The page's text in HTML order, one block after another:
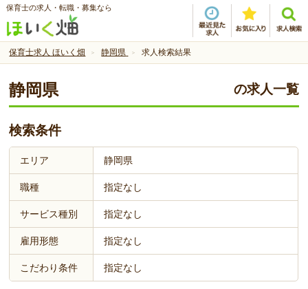
保育士の求人・転職・募集なら
保育士求人 ほいく畑 静岡県 求人検索結果
静岡県 の求人一覧
検索条件
エリア 静岡県
職種 指定なし
サービス種別 指定なし
雇用形態 指定なし
こだわり条件 指定なし